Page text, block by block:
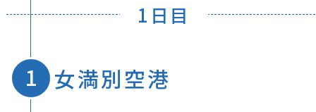
1日目
女満別空港